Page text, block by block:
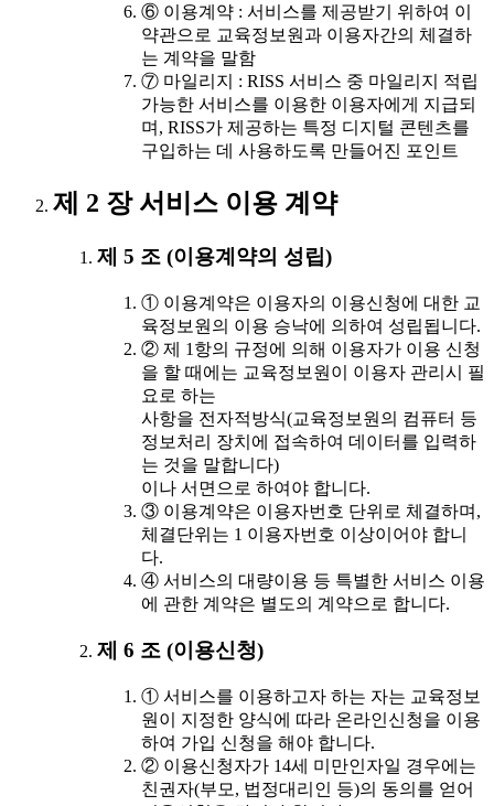
⑥ 이용계약 : 서비스를 제공받기 위하여 이
약관으로 교육정보원과 이용자간의 체결하
는 계약을 말함
⑦ 마일리지 : RISS 서비스 중 마일리지 적립
가능한 서비스를 이용한 이용자에게 지급되
며, RISS가 제공하는 특정 디지털 콘텐츠를
구입하는 데 사용하도록 만들어진 포인트
제 2 장 서비스 이용 계약
제 5 조 (이용계약의 성립)
① 이용계약은 이용자의 이용신청에 대한 교
육정보원의 이용 승낙에 의하여 성립됩니다.
② 제 1항의 규정에 의해 이용자가 이용 신청
을 할 때에는 교육정보원이 이용자 관리시 필
요로 하는
사항을 전자적방식(교육정보원의 컴퓨터 등
정보처리 장치에 접속하여 데이터를 입력하
는 것을 말합니다)
이나 서면으로 하여야 합니다.
③ 이용계약은 이용자번호 단위로 체결하며,
체결단위는 1 이용자번호 이상이어야 합니
다.
④ 서비스의 대량이용 등 특별한 서비스 이용
에 관한 계약은 별도의 계약으로 합니다.
제 6 조 (이용신청)
① 서비스를 이용하고자 하는 자는 교육정보
원이 지정한 양식에 따라 온라인신청을 이용
하여 가입 신청을 해야 합니다.
② 이용신청자가 14세 미만인자일 경우에는
친권자(부모, 법정대리인 등)의 동의를 얻어